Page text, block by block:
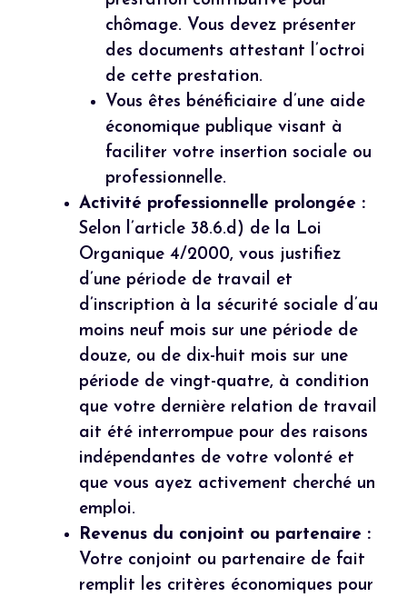
chômage. Vous devez présenter
des documents attestant l’octroi
de cette prestation.
Vous êtes bénéficiaire d’une aide
économique publique visant à
faciliter votre insertion sociale ou
professionnelle.
Activité professionnelle prolongée :
Selon l’article 38.6.d) de la Loi
Organique 4/2000, vous justifiez
d’une période de travail et
d’inscription à la sécurité sociale d’au
moins neuf mois sur une période de
douze, ou de dix-huit mois sur une
période de vingt-quatre, à condition
que votre dernière relation de travail
ait été interrompue pour des raisons
indépendantes de votre volonté et
que vous ayez activement cherché un
emploi.
Revenus du conjoint ou partenaire :
Votre conjoint ou partenaire de fait
remplit les critères économiques pour